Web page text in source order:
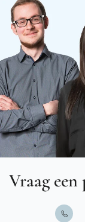
Vraag